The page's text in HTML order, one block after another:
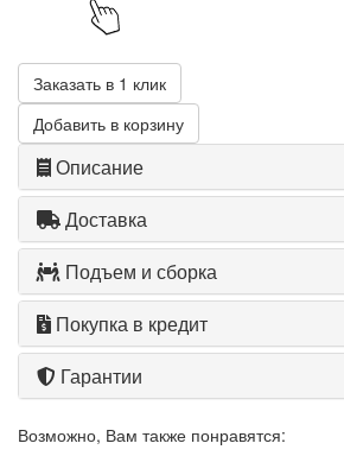
Заказать в 1 клик
Добавить в корзину
Описание
Доставка
Подъем и сборка
Покупка в кредит
Гарантии
Возможно, Вам также понравятся: